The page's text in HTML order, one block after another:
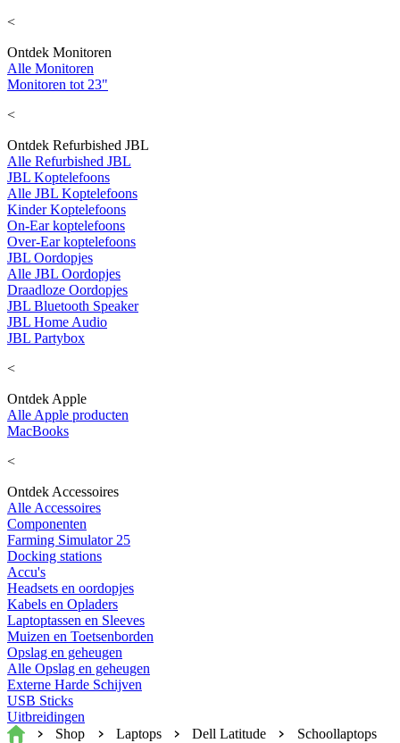
<
Ontdek Monitoren
Alle Monitoren
Monitoren tot 23"
<
Ontdek Refurbished JBL
Alle Refurbished JBL
JBL Koptelefoons
Alle JBL Koptelefoons
Kinder Koptelefoons
On-Ear koptelefoons
Over-Ear koptelefoons
JBL Oordopjes
Alle JBL Oordopjes
Draadloze Oordopjes
JBL Bluetooth Speaker
JBL Home Audio
JBL Partybox
<
Ontdek Apple
Alle Apple producten
MacBooks
<
Ontdek Accessoires
Alle Accessoires
Componenten
Farming Simulator 25
Docking stations
Accu's
Headsets en oordopjes
Kabels en Opladers
Laptoptassen en Sleeves
Muizen en Toetsenborden
Opslag en geheugen
Alle Opslag en geheugen
Externe Harde Schijven
USB Sticks
Uitbreidingen
Home
Shop Laptops Dell Latitude
Schoollaptops